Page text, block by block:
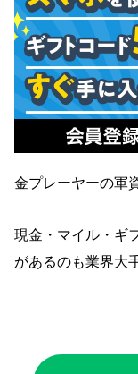
金プレーヤーの軍
現金・マイル・ギ
があるのも業界大